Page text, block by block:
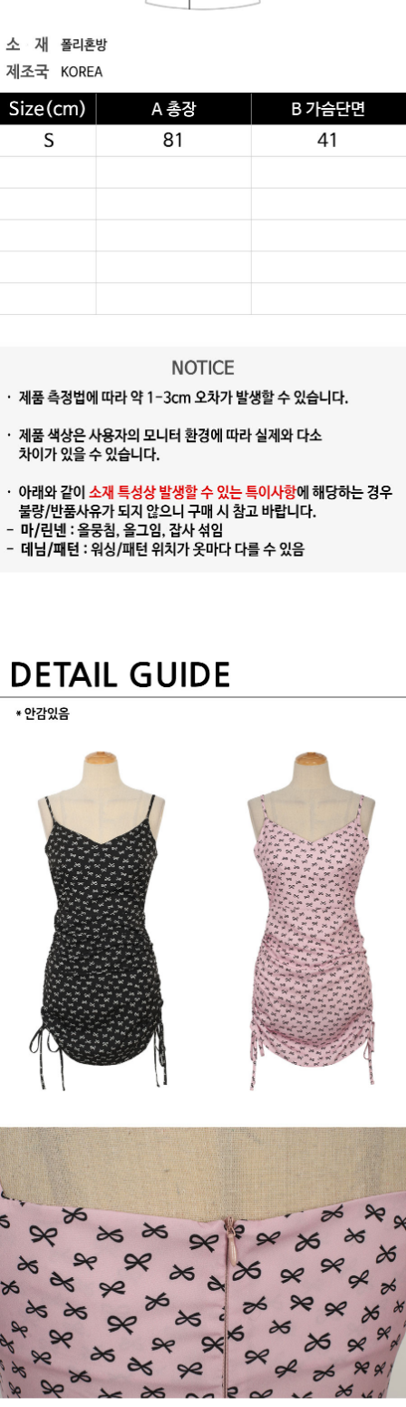
프 하세요!